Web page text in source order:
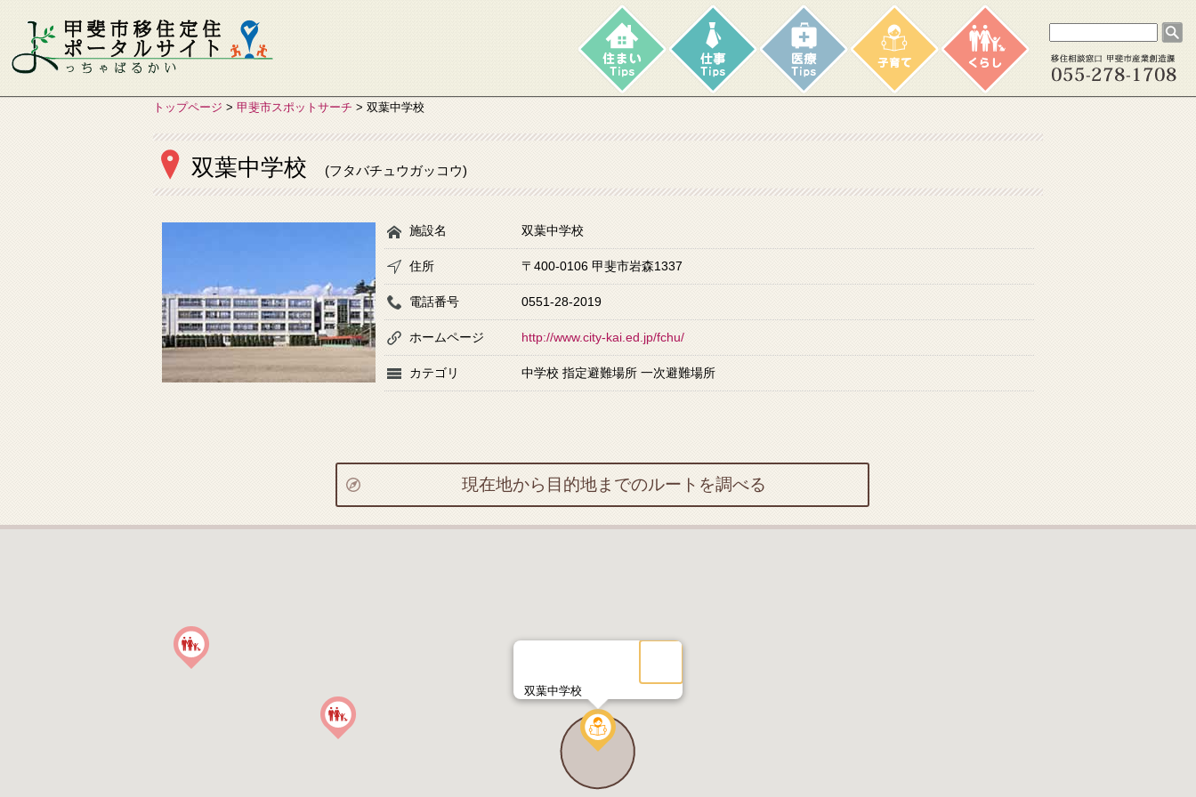
トップページ > 甲斐市スポットサーチ > 双葉中学校
双葉中学校 (フタバチュウガッコウ)
施設名 双葉中学校
住所 〒400-0106 甲斐市岩森1337
電話番号 0551-28-2019
ホームページ http://www.city-kai.ed.jp/fchu/
カテゴリ 中学校 指定避難場所 一次避難場所
現在地から目的地までのルートを調べる
双葉中学校